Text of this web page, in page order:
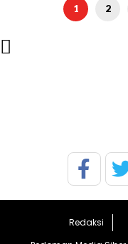
1 2

Redaksi